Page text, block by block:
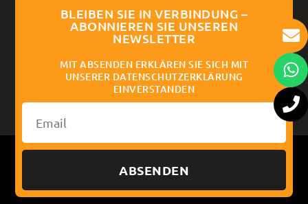
BLEIBEN SIE IN VERBINDUNG –
ABONNIEREN SIE UNSEREN
NEWSLETTER
MIT ABSENDEN ERKLÄREN SIE SICH MIT
UNSERER DATENSCHUTZERKLÄRUNG
EINVERSTANDEN
ABSENDEN